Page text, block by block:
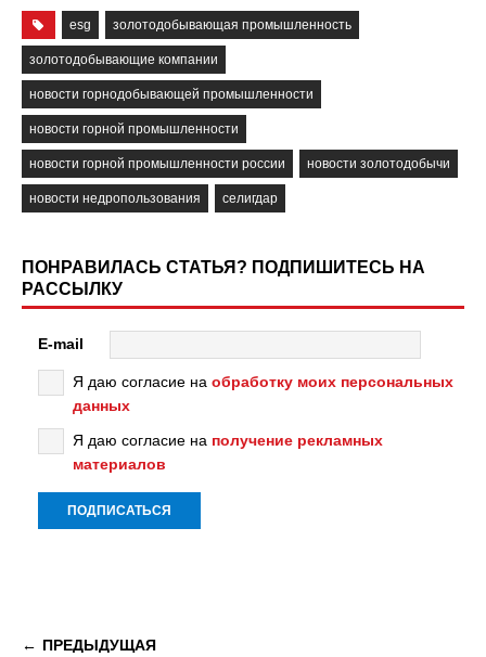
esg золотодобывающая промышленность
золотодобывающие компании
новости горнодобывающей промышленности
новости горной промышленности
новости горной промышленности россии новости золотодобычи
новости недропользования селигдар
ПОНРАВИЛАСЬ СТАТЬЯ? ПОДПИШИТЕСЬ НА
РАССЫЛКУ
E-mail
Я даю согласие на обработку моих персональных
данных
Я даю согласие на получение рекламных
материалов
ПРЕДЫДУЩАЯ